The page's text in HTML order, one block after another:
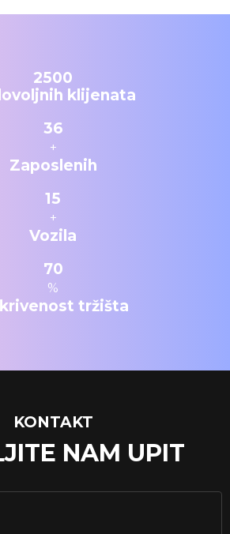
2500
klijenata
36
+
Zaposlenih
15
+
Vozila
70
%
tržišta
KONTAKT
NAM UPIT